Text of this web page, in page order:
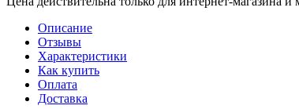
Описание
Отзывы
Характеристики
Как купить
Оплата
Доставка